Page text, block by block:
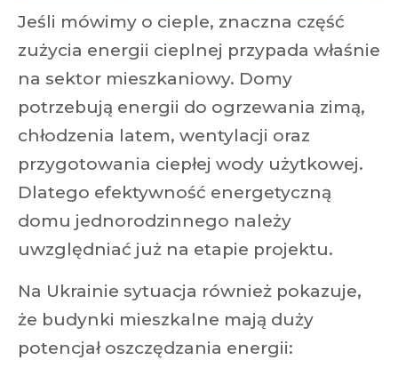
Jeśli mówimy o cieple, znaczna część
zużycia energii cieplnej przypada właśnie
na sektor mieszkaniowy. Domy
potrzebują energii do ogrzewania zimą,
chłodzenia latem, wentylacji oraz
przygotowania ciepłej wody użytkowej.
Dlatego efektywność energetyczną
domu jednorodzinnego należy
uwzględniać już na etapie projektu.
Na Ukrainie sytuacja również pokazuje,
że budynki mieszkalne mają duży
potencjał oszczędzania energii: